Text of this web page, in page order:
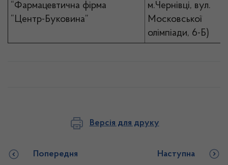
“Фармацевтична фірма
“Центр-Буковина”
м.Чернівці, вул.
Московської
олімпіади, 6-Б)
Версія для друку
Попередня Наступна